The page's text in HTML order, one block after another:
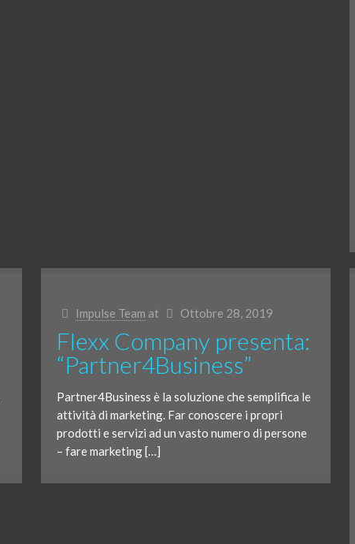
Impulse Team at Ottobre 28, 2019
Flexx Company presenta:
“Partner4Business”
Partner4Business è la soluzione che semplifica le
attività di marketing. Far conoscere i propri
prodotti e servizi ad un vasto numero di persone
– fare marketing […]